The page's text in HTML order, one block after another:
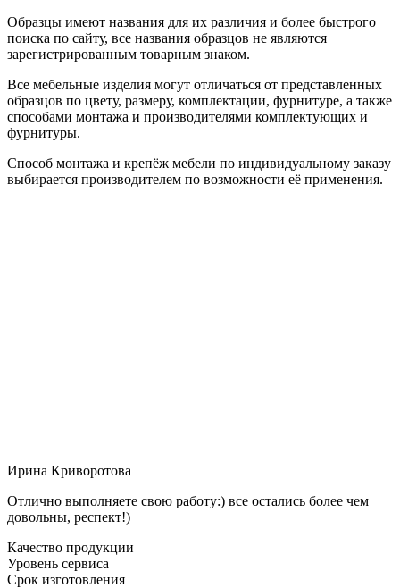
Образцы имеют названия для их различия и более быстрого
поиска по сайту, все названия образцов не являются
зарегистрированным товарным знаком.
Все мебельные изделия могут отличаться от представленных
образцов по цвету, размеру, комплектации, фурнитуре, а также
способами монтажа и производителями комплектующих и
фурнитуры.
Способ монтажа и крепёж мебели по индивидуальному заказу
выбирается производителем по возможности её применения.
Ирина Криворотова
Отлично выполняете свою работу:) все остались более чем
довольны, респект!)
Качество продукции
Уровень сервиса
Срок изготовления